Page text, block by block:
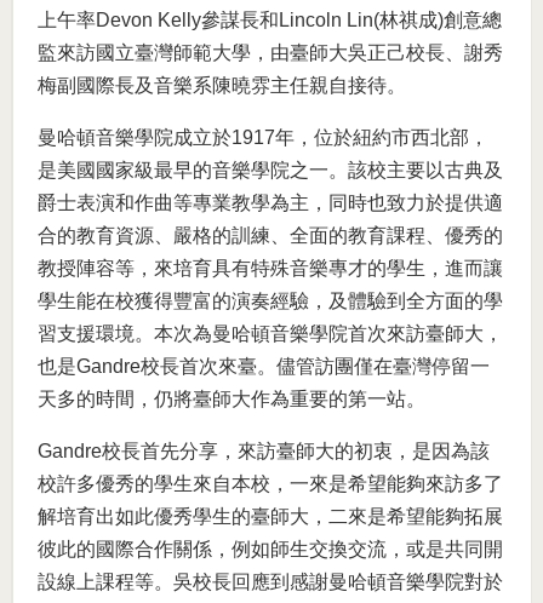
上午率Devon Kelly參謀長和Lincoln Lin(林祺成)創意總
監來訪國立臺灣師範大學，由臺師大吳正己校長、謝秀
梅副國際長及音樂系陳曉雰主任親自接待。
曼哈頓音樂學院成立於1917年，位於紐約市西北部，
是美國國家級最早的音樂學院之一。該校主要以古典及
爵士表演和作曲等專業教學為主，同時也致力於提供適
合的教育資源、嚴格的訓練、全面的教育課程、優秀的
教授陣容等，來培育具有特殊音樂專才的學生，進而讓
學生能在校獲得豐富的演奏經驗，及體驗到全方面的學
習支援環境。本次為曼哈頓音樂學院首次來訪臺師大，
也是Gandre校長首次來臺。儘管訪團僅在臺灣停留一
天多的時間，仍將臺師大作為重要的第一站。
Gandre校長首先分享，來訪臺師大的初衷，是因為該
校許多優秀的學生來自本校，一來是希望能夠來訪多了
解培育出如此優秀學生的臺師大，二來是希望能夠拓展
彼此的國際合作關係，例如師生交換交流，或是共同開
設線上課程等。吳校長回應到感謝曼哈頓音樂學院對於